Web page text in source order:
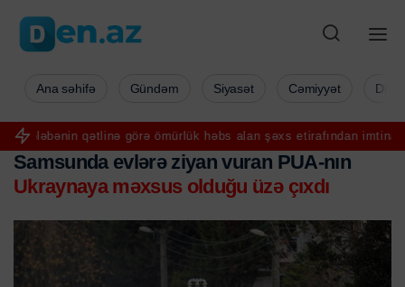
qətlinə görə ömürlük həbs alan şəxs etirafından imtina etdi
Ana səhifə Gündəm Siyasət Cəmiyyət
Samsunda evlərə ziyan vuran PUA-nın
Ukraynaya məxsus olduğu üzə çıxdı